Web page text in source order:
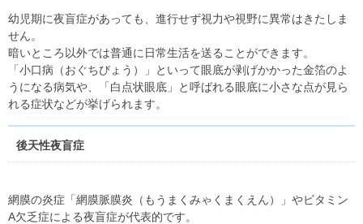
幼児期に夜盲症があっても、進行せず視力や視野に異常はきたしま
せん。
暗いところ以外では普通に日常生活を送ることができます。
「小口病（おぐちびょう）」といって眼底が剥げかかった金箔のよ
うになる病気や、「白点状眼底」と呼ばれる眼底に小さな点が見ら
れる症状などが挙げられます。
後天性夜盲症
網膜の炎症「網膜脈膜炎（もうまくみゃくまくえん）」やビタミン
A欠乏症による夜盲症が代表的です。